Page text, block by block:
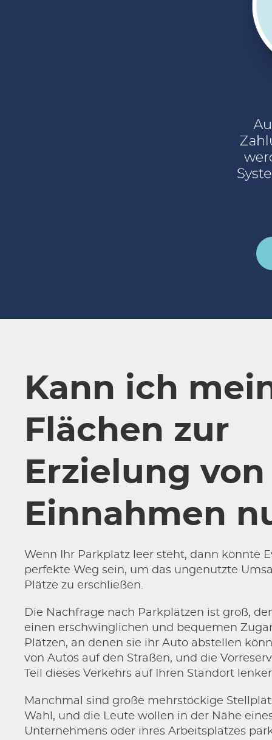
Kann ich
Flächen zur
Erzielung von
Einnahmen
Wenn Ihr Parkplatz leer steht, dann könnte
perfekte Weg sein, um das ungenutzte
Plätze zu erschließen.
Die Nachfrage nach Parkplätzen ist groß,
einen erschwinglichen und bequemen
Plätzen, an denen sie ihr Auto abstellen
von Autos auf den Straßen, und die
Teil dieses Verkehrs auf Ihren Standort
Manchmal sind große mehrstöckige
Wahl, und die Leute wollen in der Nähe
Unternehmens oder ihres Arbeitsplatzes